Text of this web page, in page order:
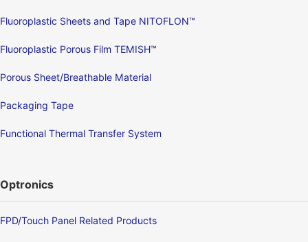
Fluoroplastic Sheets and Tape NITOFLON™
Fluoroplastic Porous Film TEMISH™
Porous Sheet/Breathable Material
Packaging Tape
Functional Thermal Transfer System
Optronics
FPD/Touch Panel Related Products